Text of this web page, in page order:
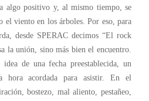
algo positivo y, al mismo tiempo, se
el viento en los árboles. Por eso, para
desde SPERAC decimos “El rock
la unión, sino más bien el encuentro.
de una fecha preestablecida, un
hora acordada para asistir. En el
bostezo, mal aliento, pestañeo,